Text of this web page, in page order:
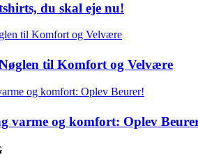
du skal eje nu!
til Komfort og Velvære
varme og komfort: Oplev